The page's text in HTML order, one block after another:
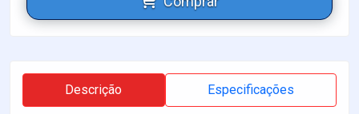
Descrição Especificações